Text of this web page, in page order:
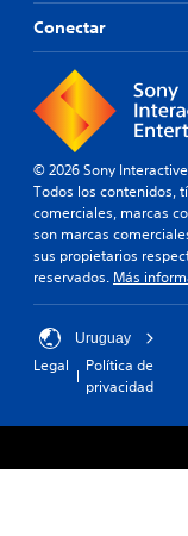
Conectar
© 2026 Sony
Todos los contenidos,
comerciales, marcas
son marcas
sus propietarios
reservados. Más
Uruguay
Legal
Política de
privacidad